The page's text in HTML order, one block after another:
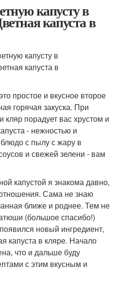
капусту в
капуста в
простое и вкусное второе
горячая закуска. При
порадует вас хрустом и
- нежностью и
с пылу с жару в
и свежей зелени - вам
капустой я знакома давно,
Сама не знаю
ближе и роднее. Тем не
(большое спасибо!)
новый ингредиент,
капуста в кляре. Начало
что и дальше буду
с этим вкусным и